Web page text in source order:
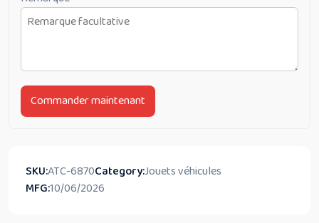
Commander maintenant
SKU:ATC-6870Category:Jouets véhicules
MFG:10/06/2026